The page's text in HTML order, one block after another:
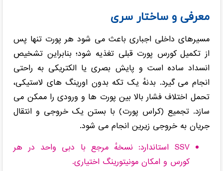
معرفی و ساختار سری
مسیرهای داخلی اجباری باعث می شود هر پورت تنها پس
از تکمیل کورس پورت قبلی تغذیه شود؛ بنابراین تشخیص
انسداد ساده است و پایش بصری یا الکتریکی به راحتی
انجام می گیرد. بدنهٔ یک تکه بدون اورینگ های لاستیکی،
تحمل اختلاف فشار بالا بین پورت ها و ورودی را ممکن می
سازد. تجمیع (کراس پورت) با بستن یک خروجی و انتقال
جریان به خروجی زیرین انجام می شود.
SSV استاندارد: نسخهٔ مرجع با دبی واحد در هر
کورس و امکان مونیتورینگ اختیاری.